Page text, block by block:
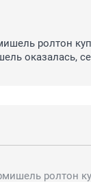
ролтон
оказалась,